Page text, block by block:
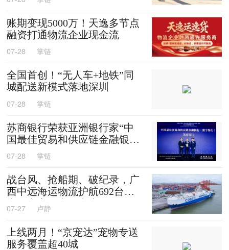
设备跨境发运
账期变现5000万！天逸多节点
融资打通物流企业现金流
07-28 掌链
全国首创！“无人车+地铁”同
城配送新模式落地深圳
07-28 掌链
苏商银行荣获亚洲银行家“中
国最佳贸易和供应链金融银行
（数字银行）”奖项
07-28 掌链
战台风、抢船期、破纪录，广
西中远海运物流护航692台国
产整车高效出口中东
07-27 卢静
上线两月！“京宠达”宠物专送
服务覆盖超40城